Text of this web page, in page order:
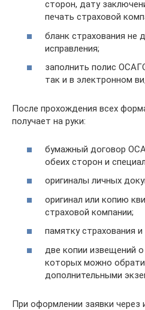
сторон, дату
печать страховой
бланк страхования не
исправления;
заполнить полис
так и в электронном
После прохождения всех
получает на руки:
бумажный договор
обеих сторон и
оригиналы личных
оригинал или копию
страховой компании;
памятку страхования
две копии извещений
которых можно
дополнительными
При оформлении заявки через